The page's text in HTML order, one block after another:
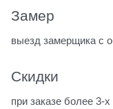
Замер
выезд замерщика с
Скидки
при заказе более 3-